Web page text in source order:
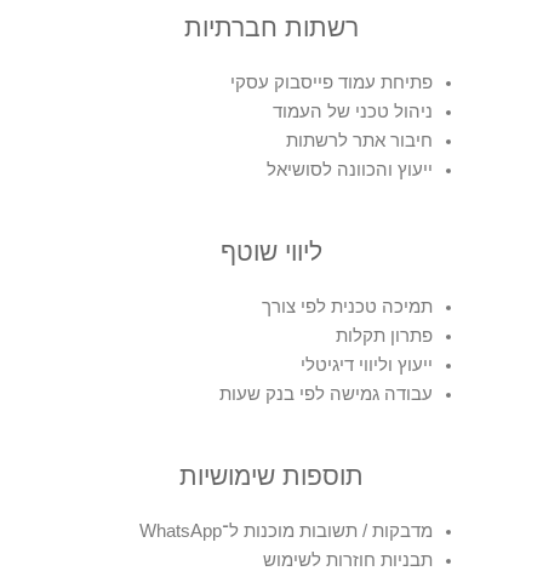
רשתות חברתיות
פתיחת עמוד פייסבוק עסקי
ניהול טכני של העמוד
חיבור אתר לרשתות
ייעוץ והכוונה לסושיאל
ליווי שוטף
תמיכה טכנית לפי צורך
פתרון תקלות
ייעוץ וליווי דיגיטלי
עבודה גמישה לפי בנק שעות
תוספות שימושיות
מדבקות / תשובות מוכנות ל־WhatsApp
תבניות חוזרות לשימוש